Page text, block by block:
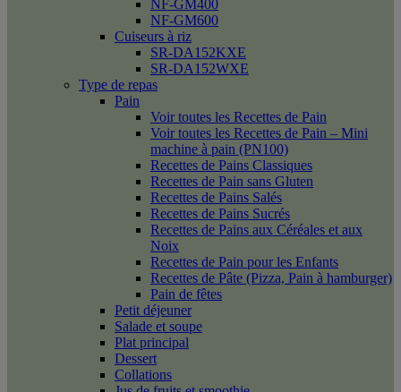
NF-GM400
NF-GM600
Cuiseurs à riz
SR-DA152KXE
SR-DA152WXE
Type de repas
Pain
Voir toutes les Recettes de Pain
Voir toutes les Recettes de Pain – Mini
machine à pain (PN100)
Recettes de Pains Classiques
Recettes de Pain sans Gluten
Recettes de Pains Salés
Recettes de Pains Sucrés
Recettes de Pains aux Céréales et aux
Noix
Recettes de Pain pour les Enfants
Recettes de Pâte (Pizza, Pain à hamburger)
Pain de fêtes
Petit déjeuner
Salade et soupe
Plat principal
Dessert
Collations